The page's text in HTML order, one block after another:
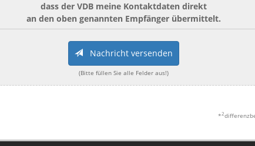
dass der VDB meine Kontaktdaten direkt
an den oben genannten Empfänger übermittelt.
Nachricht versenden
(Bitte füllen Sie alle Felder aus!)
*2